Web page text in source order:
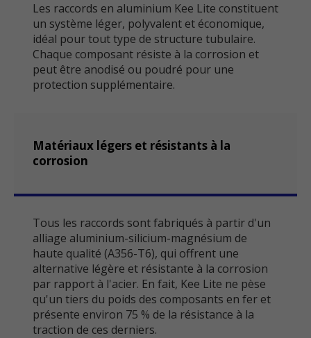
Les raccords en aluminium Kee Lite constituent
un système léger, polyvalent et économique,
idéal pour tout type de structure tubulaire.
Chaque composant résiste à la corrosion et
peut être anodisé ou poudré pour une
protection supplémentaire.
Matériaux légers et résistants à la
corrosion
Tous les raccords sont fabriqués à partir d'un
alliage aluminium-silicium-magnésium de
haute qualité (A356-T6), qui offrent une
alternative légère et résistante à la corrosion
par rapport à l'acier. En fait, Kee Lite ne pèse
qu'un tiers du poids des composants en fer et
présente environ 75 % de la résistance à la
traction de ces derniers.